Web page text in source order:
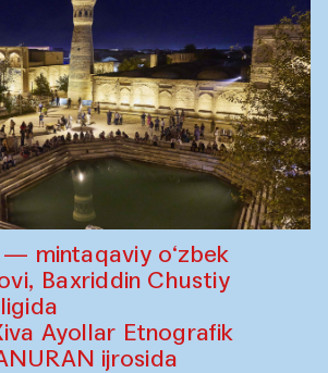
mintaqaviy o‘zbek
Baxriddin Chustiy
Ayollar Etnografik
ijrosida